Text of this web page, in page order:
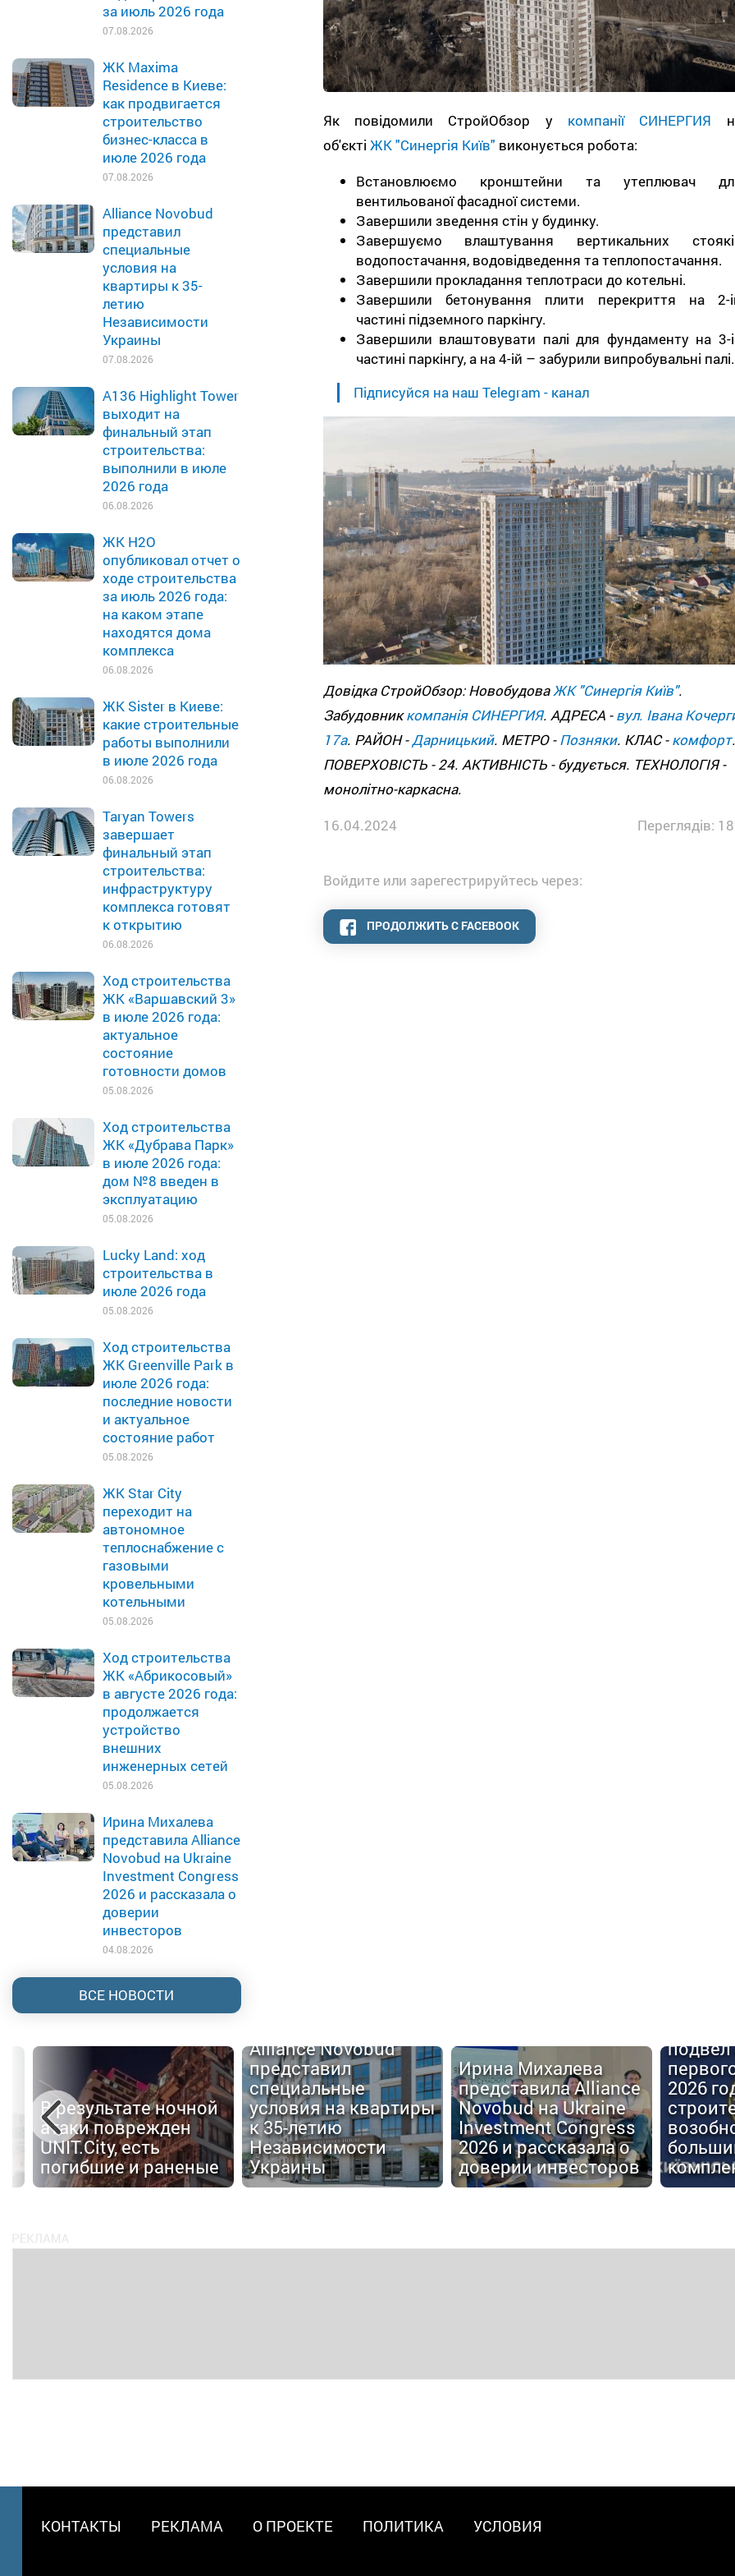
за июль 2026 года
07.08.2026
ЖК Maxima
Residence в Киеве:
как продвигается
строительство
бизнес-класса в
июле 2026 года
07.08.2026
Alliance Novobud
представил
специальные
условия на
квартиры к 35-
летию
Независимости
Украины
07.08.2026
A136 Highlight Tower
выходит на
финальный этап
строительства:
выполнили в июле
2026 года
06.08.2026
ЖК H2O
опубликовал отчет о
ходе строительства
за июль 2026 года:
на каком этапе
находятся дома
комплекса
06.08.2026
ЖК Sister в Киеве:
какие строительные
работы выполнили
в июле 2026 года
06.08.2026
Taryan Towers
завершает
финальный этап
строительства:
инфраструктуру
комплекса готовят
к открытию
06.08.2026
Ход строительства
ЖК «Варшавский 3»
в июле 2026 года:
актуальное
состояние
готовности домов
05.08.2026
Ход строительства
ЖК «Дубрава Парк»
в июле 2026 года:
дом №8 введен в
эксплуатацию
05.08.2026
Lucky Land: ход
строительства в
июле 2026 года
05.08.2026
Ход строительства
ЖК Greenville Park в
июле 2026 года:
последние новости
и актуальное
состояние работ
05.08.2026
ЖК Star City
переходит на
автономное
теплоснабжение с
газовыми
кровельными
котельными
05.08.2026
Ход строительства
ЖК «Абрикосовый»
в августе 2026 года:
продолжается
устройство
внешних
инженерных сетей
05.08.2026
Ирина Михалева
представила Alliance
Novobud на Ukraine
Investment Congress
2026 и рассказала о
доверии
инвесторов
04.08.2026
ВСЕ НОВОСТИ
Як повідомили СтройОбзор у компанії СИНЕРГИЯ
об'єкті ЖК "Синергія Київ" виконується робота:
Встановлюємо кронштейни та утеплювач
вентильованої фасадної системи.
Завершили зведення стін у будинку.
Завершуємо влаштування вертикальних
водопостачання, водовідведення та теплопостачання.
Завершили прокладання теплотраси до котельні.
Завершили бетонування плити перекриття на 2-
частині підземного паркінгу.
Завершили влаштовувати палі для фундаменту на 3-
частині паркінгу, а на 4-ій – забурили випробувальні палі.
Підписуйся на наш Telegram - канал
Довідка СтройОбзор: НовобудоваЖК "Синергія Київ".
Забудовниккомпанія СИНЕРГИЯ. АДРЕСА -вул. Івана
17а. РАЙОН -Дарницький. МЕТРО -Позняки. КЛАС -комфорт.
ПОВЕРХОВІСТЬ - 24. АКТИВНІСТЬ - будується. ТЕХНОЛОГІЯ -
монолітно-каркасна.
16.04.2024
Переглядів:
Войдите или зарегестрируйтесь через:
ПРОДОЛЖИТЬ С FACEBOOK
В результате ночной
атаки поврежден
UNIT.City, есть
погибшие и раненые
Alliance Novobud
представил
специальные
условия на квартиры
к 35-летию
Независимости
Украины
Ирина Михалева
представила Alliance
Novobud на Ukraine
Investment Congress
2026 и рассказала о
доверии инвесторов
подвел
2026
МЕНЮ
КОНТАКТЫ РЕКЛАМА О ПРОЕКТЕ ПОЛИТИКА УСЛОВИЯ